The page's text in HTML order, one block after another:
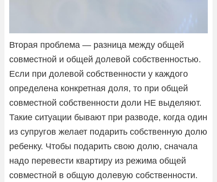
Вторая проблема — разница между общей
совместной и общей долевой собственностью.
Если при долевой собственности у каждого
определена конкретная доля, то при общей
совместной собственности доли НЕ выделяют.
Такие ситуации бывают при разводе, когда один
из супругов желает подарить собственную долю
ребенку. Чтобы подарить свою долю, сначала
надо перевести квартиру из режима общей
совместной в общую долевую собственности.